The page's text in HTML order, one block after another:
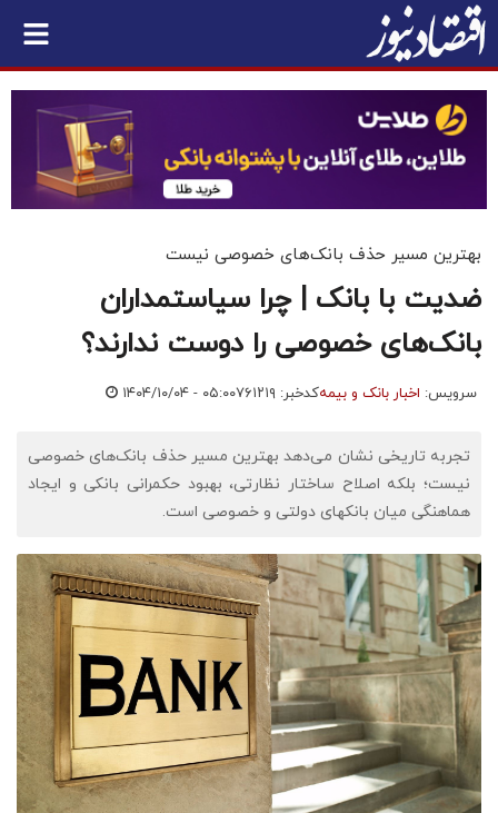
بهترین مسیر حذف بانک‌های خصوصی نیست
ضدیت با بانک | چرا سیاستمداران
بانک‌های خصوصی را دوست ندارند؟
سرویس: اخبار بانک و بیمهکدخبر: ۷۶۱۲۱۹ ۱۴۰۴/۱۰/۰۴ - ۰۵:۰۰
تجربه تاریخی نشان می‌دهد بهترین مسیر حذف بانک‌های خصوصی
نیست؛ بلکه اصلاح ساختار نظارتی، بهبود حکمرانی بانکی و ایجاد
هماهنگی میان بانکهای دولتی و خصوصی است.